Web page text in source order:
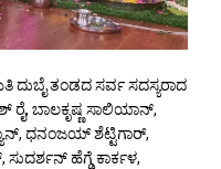
ದುಬೈ ತಂಡದ ಸರ್ವ ಸದಸ್ಯರಾದ
ರೈ, ಬಾಲಕೃಷ್ಣ ಸಾಲಿಯಾನ್,
ಧನಂಜಯ್ ಶೆಟ್ಟಿಗಾರ್,
ಹೆಗ್ಡೆ ಕಾರ್ಕಳ,